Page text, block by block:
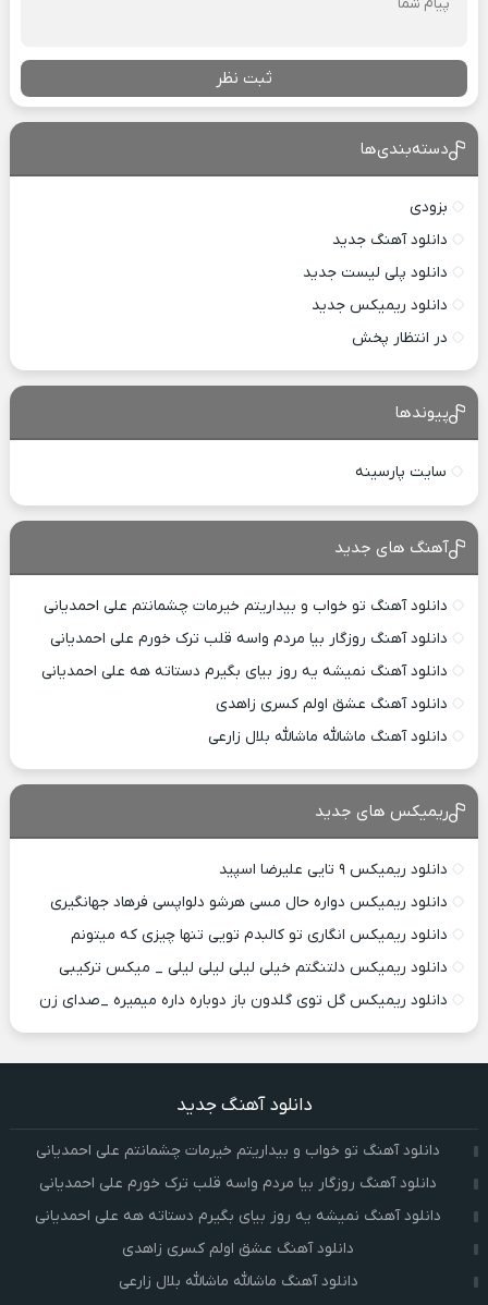
ثبت نظر
دسته‌بندی‌ها
بزودی
دانلود آهنگ جدید
دانلود پلی لیست جدید
دانلود ریمیکس جدید
در انتظار پخش
پیوندها
سایت پارسینه
آهنگ های جدید
دانلود آهنگ تو خواب و بیداریتم خیرمات چشمانتم علی احمدیانی
دانلود آهنگ روزگار بیا مردم واسه قلب ترک خورم علی احمدیانی
دانلود آهنگ نمیشه یه روز بیای بگیرم دستاته هه علی احمدیانی
دانلود آهنگ عشق اولم کسری زاهدی
دانلود آهنگ ماشالله ماشالله بلال زارعی
ریمیکس های جدید
دانلود ریمیکس ۹ تایی علیرضا اسپید
دانلود ریمیکس دواره حال مسی هرشو دلواپسی فرهاد جهانگیری
دانلود ریمیکس انگاری تو کالبدم تویی تنها چیزی که میتونم
دانلود ریمیکس دلتنگتم خیلی لیلی لیلی لیلی _ میکس ترکیبی
دانلود ریمیکس گل توی گلدون باز دوباره داره میمیره _صدای زن
دانلود آهنگ جدید
دانلود آهنگ تو خواب و بیداریتم خیرمات چشمانتم علی احمدیانی
دانلود آهنگ روزگار بیا مردم واسه قلب ترک خورم علی احمدیانی
دانلود آهنگ نمیشه یه روز بیای بگیرم دستاته هه علی احمدیانی
دانلود آهنگ عشق اولم کسری زاهدی
دانلود آهنگ ماشالله ماشالله بلال زارعی